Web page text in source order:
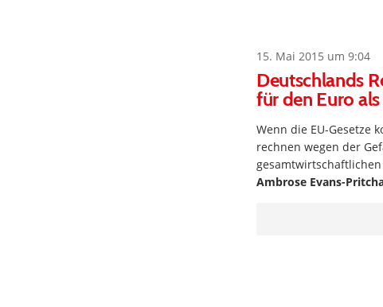
15. Mai 2015 um 9:04
Deutschlands
für den Euro
Wenn die EU-Gesetze
rechnen wegen der
Ambrose Evans-